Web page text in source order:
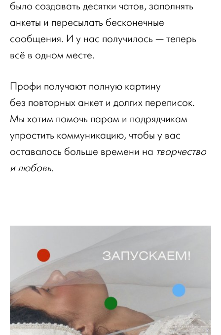
было создавать десятки чатов, заполнять
анкеты и пересылать бесконечные
сообщения. И у нас получилось — теперь
всё в одном месте.
Профи получают полную картину
без повторных анкет и долгих переписок.
Мы хотим помочь парам и подрядчикам
упростить коммуникацию, чтобы у вас
оставалось больше времени на творчество
и любовь.